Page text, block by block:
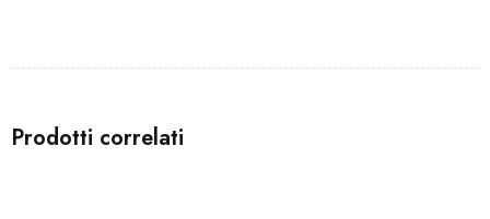
Prodotti correlati